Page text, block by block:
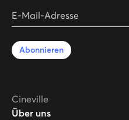
E-Mail-Adresse
Abonnieren
Cineville
Über uns